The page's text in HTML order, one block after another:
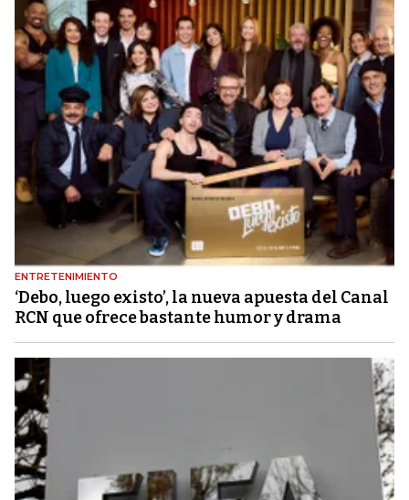
ENTRETENIMIENTO
‘Debo, luego existo’, la nueva apuesta del Canal
RCN que ofrece bastante humor y drama